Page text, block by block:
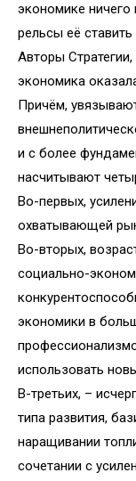
экономике
рельсы её
Авторы
экономика
Причём,
и с более
насчитывают
Во-первых,
охватывающей
Во-вторых,
социально-
экономики в
использовать
В-третьих, –
типа развития,
наращивании
сочетании с